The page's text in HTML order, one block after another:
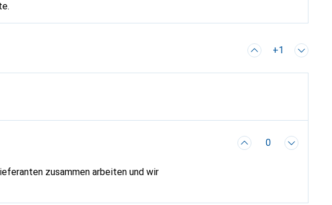
+1
0
zusammen arbeiten und wir